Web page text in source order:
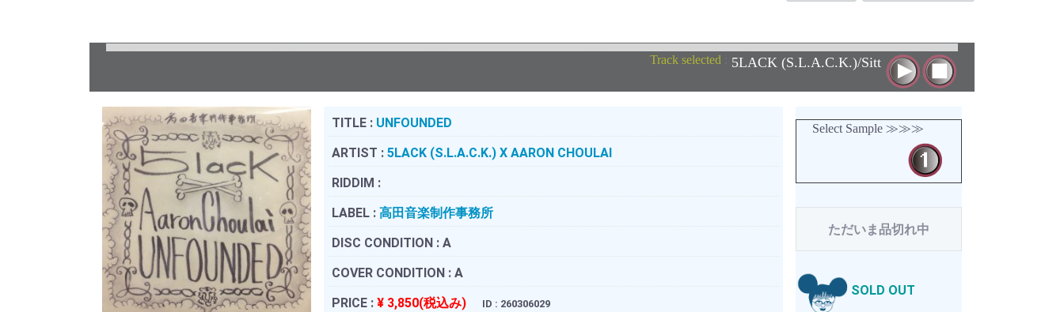
Track selected : 5LACK (S.L.A.C.K.)/Sitt
TITLE : UNFOUNDED
ARTIST : 5LACK (S.L.A.C.K.) X AARON CHOULAI
RIDDIM :
LABEL : 高田音楽制作事務所
DISC CONDITION : A
COVER CONDITION : A
PRICE : ¥ 3,850(税込み) ID : 260306029
Select Sample ≫≫≫
ただいま品切れ中
SOLD OUT